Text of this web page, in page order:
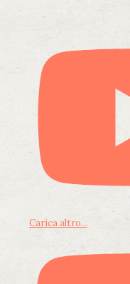
Carica altro...